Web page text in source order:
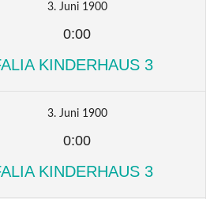
3. Juni 1900
0:00
KINDERHAUS 3
3. Juni 1900
0:00
KINDERHAUS 3